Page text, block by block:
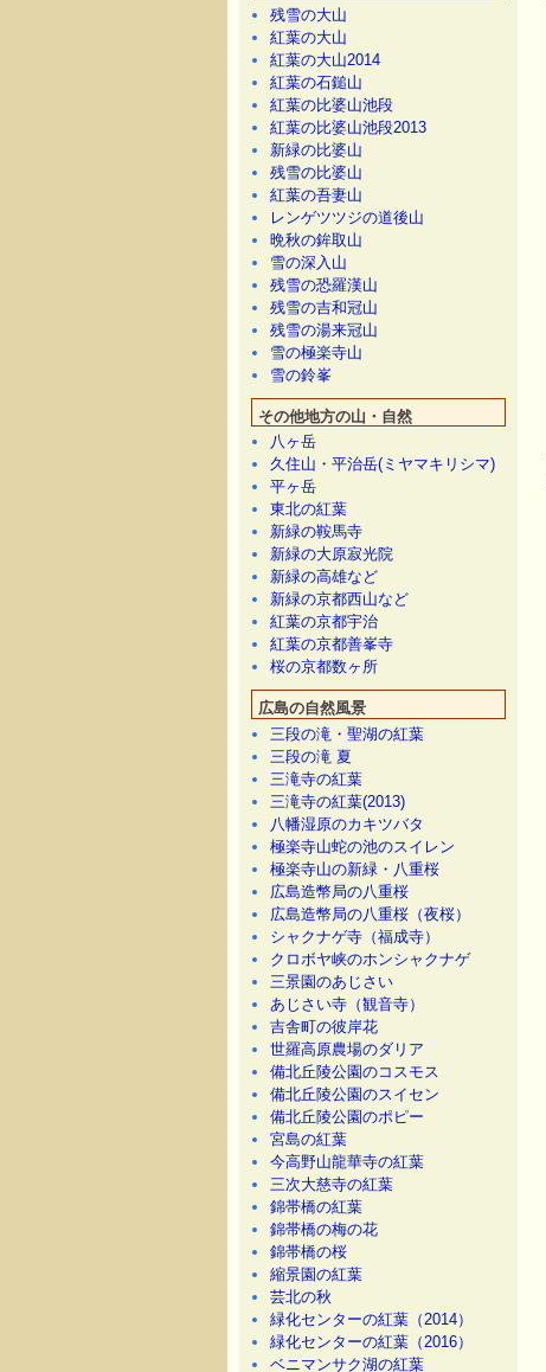
残雪の大山
紅葉の大山
紅葉の大山2014
紅葉の石鎚山
紅葉の比婆山池段
紅葉の比婆山池段2013
新緑の比婆山
残雪の比婆山
紅葉の吾妻山
レンゲツツジの道後山
晩秋の鉾取山
雪の深入山
残雪の恐羅漢山
残雪の吉和冠山
残雪の湯来冠山
雪の極楽寺山
雪の鈴峯
その他地方の山・自然
八ヶ岳
久住山・平治岳(ミヤマキリシマ)
平ヶ岳
東北の紅葉
新緑の鞍馬寺
新緑の大原寂光院
新緑の高雄など
新緑の京都西山など
紅葉の京都宇治
紅葉の京都善峯寺
桜の京都数ヶ所
広島の自然風景
三段の滝・聖湖の紅葉
三段の滝 夏
三滝寺の紅葉
三滝寺の紅葉(2013)
八幡湿原のカキツバタ
極楽寺山蛇の池のスイレン
極楽寺山の新緑・八重桜
広島造幣局の八重桜
広島造幣局の八重桜（夜桜）
シャクナゲ寺（福成寺）
クロボヤ峡のホンシャクナゲ
三景園のあじさい
あじさい寺（観音寺）
吉舎町の彼岸花
世羅高原農場のダリア
備北丘陵公園のコスモス
備北丘陵公園のスイセン
備北丘陵公園のポピー
宮島の紅葉
今高野山龍華寺の紅葉
三次大慈寺の紅葉
錦帯橋の紅葉
錦帯橋の梅の花
錦帯橋の桜
縮景園の紅葉
芸北の秋
緑化センターの紅葉（2014）
緑化センターの紅葉（2016）
ベニマンサク湖の紅葉